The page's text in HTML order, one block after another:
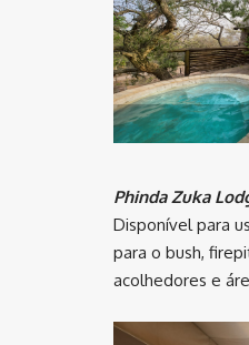
Phinda Zuka
Disponível para
para o bush,
acolhedores e